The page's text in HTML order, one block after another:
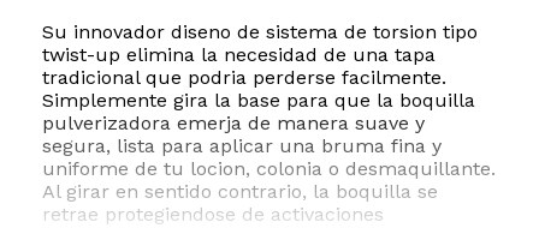
Su innovador diseno de sistema de torsion tipo
twist-up elimina la necesidad de una tapa
tradicional que podria perderse facilmente.
Simplemente gira la base para que la boquilla
pulverizadora emerja de manera suave y
segura, lista para aplicar una bruma fina y
uniforme de tu locion, colonia o desmaquillante.
Al girar en sentido contrario, la boquilla se
retrae protegiendose de activaciones